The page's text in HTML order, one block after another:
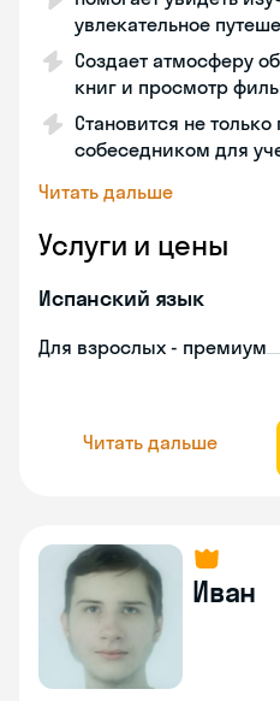
увлекательное
Создает атмосферу
книг и просмотр
Становится не
собеседником для
Читать дальше
Услуги и цены
Испанский язык
Для взрослых - премиум
Читать дальше
Иван